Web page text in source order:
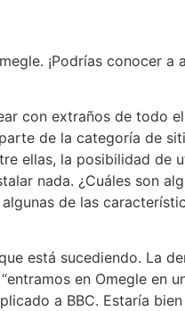
¡Podrías conocer a
con extraños de todo
de la categoría de
ellas, la posibilidad de
nada. ¿Cuáles son
de las
está sucediendo. La
en Omegle en
a BBC. Estaría